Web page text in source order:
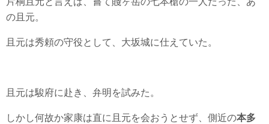
の且元。
且元は秀頼の守役として、大坂城に仕えていた。
且元は駿府に赴き、弁明を試みた。
しかし何故か家康は直に且元を会おうとせず、側近の本多